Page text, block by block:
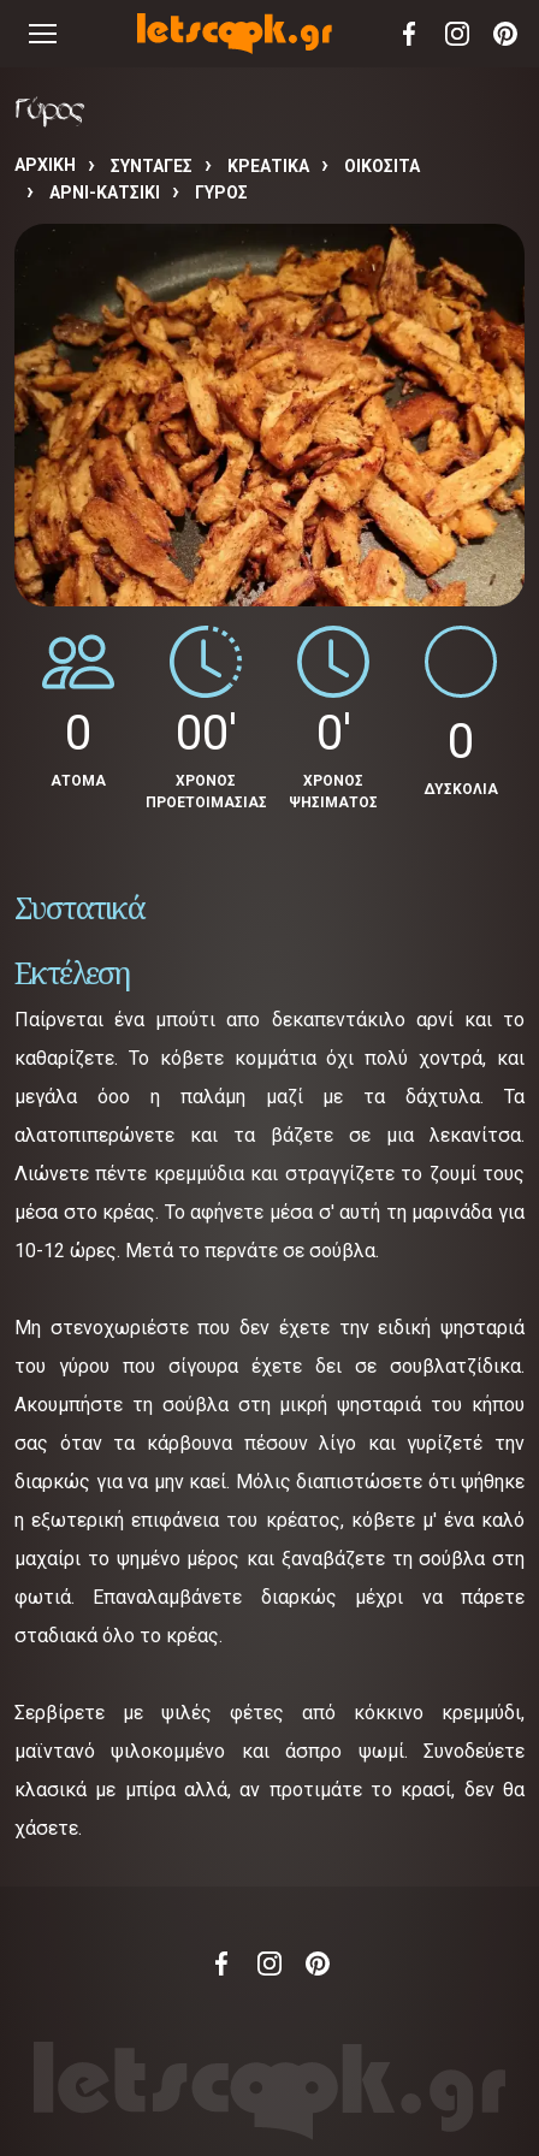
Γύρος
ΑΡΧΙΚΉ ΣΥΝΤΑΓΈΣ ΚΡΕΑΤΙΚΑ
ΟΙΚΟΣΙΤΑ
ΑΡΝΙ-ΚΑΤΣΙΚΙ
ΓΎΡΟΣ
0
ΑΤΟΜΑ
00'
ΧΡΟΝΟΣ
ΠΡΟΕΤΟΙΜΑΣΙΑΣ
0'
ΧΡΟΝΟΣ
ΨΗΣΙΜΑΤΟΣ
0
ΔΥΣΚΟΛΙΑ
Συστατικά
Εκτέλεση
Παίρνεται ένα μπούτι απο δεκαπεντάκιλο αρνί και το
καθαρίζετε. Το κόβετε κομμάτια όχι πολύ χοντρά, και
μεγάλα όοο η παλάμη μαζί με τα δάχτυλα. Τα
αλατοπιπερώνετε και τα βάζετε σε μια λεκανίτσα.
Λιώνετε πέντε κρεμμύδια και στραγγίζετε το ζουμί τους
μέσα στο κρέας. Το αφήνετε μέσα σ' αυτή τη μαρινάδα για
10-12 ώρες. Μετά το περνάτε σε σούβλα.
Μη στενοχωριέστε που δεν έχετε την ειδική ψησταριά
του γύρου που σίγουρα έχετε δει σε σουβλατζίδικα.
Ακουμπήστε τη σούβλα στη μικρή ψησταριά του κήπου
σας όταν τα κάρβουνα πέσουν λίγο και γυρίζετέ την
διαρκώς για να μην καεί. Μόλις διαπιστώσετε ότι ψήθηκε
η εξωτερική επιφάνεια του κρέατος, κόβετε μ' ένα καλό
μαχαίρι το ψημένο μέρος και ξαναβάζετε τη σούβλα στη
φωτιά. Επαναλαμβάνετε διαρκώς μέχρι να πάρετε
σταδιακά όλο το κρέας.
Σερβίρετε με ψιλές φέτες από κόκκινο κρεμμύδι,
μαϊντανό ψιλοκομμένο και άσπρο ψωμί. Συνοδεύετε
κλασικά με μπίρα αλλά, αν προτιμάτε το κρασί, δεν θα
χάσετε.